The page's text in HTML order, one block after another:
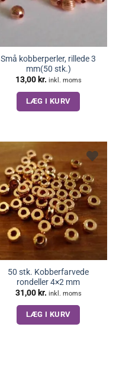
Små kobberperler, rillede 3
mm(50 stk.)
13,00 kr. inkl. moms
LÆG I KURV
50 stk. Kobberfarvede
rondeller 4×2 mm
31,00 kr. inkl. moms
LÆG I KURV